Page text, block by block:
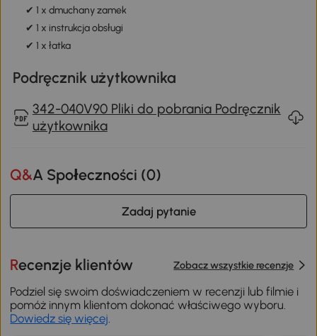
✔ 1 x dmuchany zamek
✔ 1 x instrukcja obsługi
✔ 1 x łatka
Podręcznik użytkownika
342-040V90 Pliki do pobrania Podręcznik
użytkownika
Q&A Społeczności (0)
Zadaj pytanie
Recenzje klientów Zobacz wszystkie recenzje
Podziel się swoim doświadczeniem w recenzji lub filmie i
pomóż innym klientom dokonać właściwego wyboru.
Dowiedz się więcej